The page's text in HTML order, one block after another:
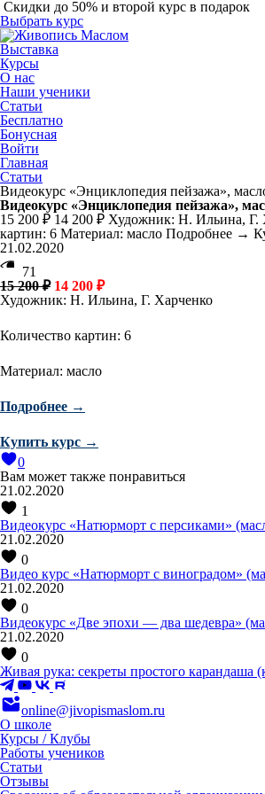
Скидки до 50% и второй курс в подарок
Выбрать курс
Выставка
Курсы
О нас
Наши ученики
Статьи
Бесплатно
Бонусная
Войти
Главная
Статьи
Видеокурс «Энциклопедия пейзажа»,
Видеокурс «Энциклопедия пейзажа»,
15 200 ₽ 14 200 ₽ Художник: Н. Ильина, Г.
картин: 6 Материал: масло Подробнее →
21.02.2020
71
15 200 ₽ 14 200 ₽
Художник: Н. Ильина, Г. Харченко
Количество картин: 6
Материал: масло
Подробнее →
Купить курс →
0
Вам может также понравиться
21.02.2020
1
Видеокурс «Натюрморт с персиками»
21.02.2020
0
Видео курс «Натюрморт с виноградом»
21.02.2020
0
Видеокурс «Две эпохи — два шедевра»
21.02.2020
0
Живая рука: секреты простого карандаша
online@jivopismaslom.ru
О школе
Курсы / Клубы
Работы учеников
Статьи
Отзывы